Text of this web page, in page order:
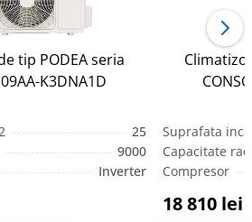
tip PODEA seria
K3DNA1D
25
9000
Inverter
Suprafata
Capacitate
Compresor
18 810 lei